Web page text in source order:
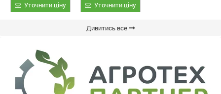
Уточнити ціну Уточнити ціну
Дивитись все